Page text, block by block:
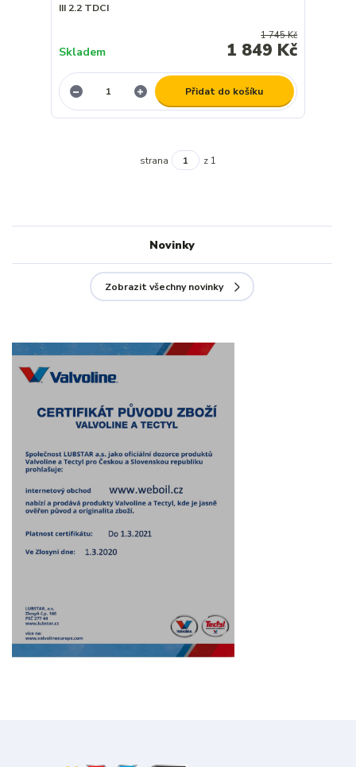
III 2.2 TDCI
1 745 Kč
1 849 Kč
Skladem
Přidat do košíku
strana z 1
Novinky
Zobrazit všechny novinky